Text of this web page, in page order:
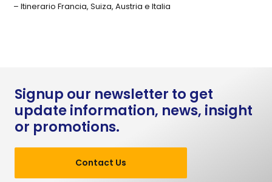
– Itinerario Francia, Suiza, Austria e Italia
Signup our newsletter to get
update information, news, insight
or promotions.
Contact Us